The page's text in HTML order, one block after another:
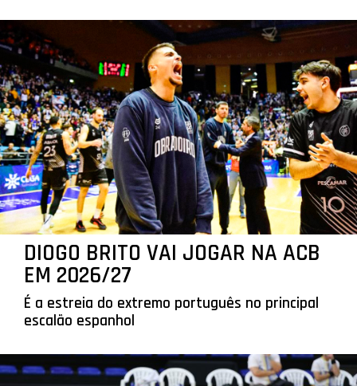
DIOGO BRITO VAI JOGAR NA ACB
EM 2026/27
É a estreia do extremo português no principal
escalão espanhol